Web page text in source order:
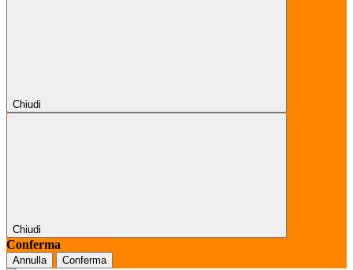
Chiudi
Chiudi
Conferma
Annulla Conferma